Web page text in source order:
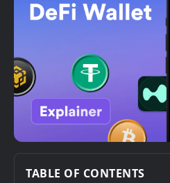
TABLE OF CONTENTS